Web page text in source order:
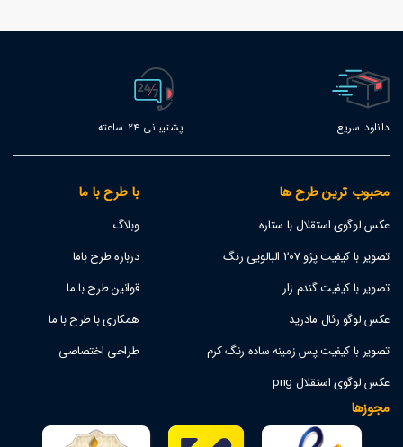
دانلود سریع پشتیبانی 24 ساعته
محبوب ترین طرح ها
عکس لوگوی استقلال با ستاره
تصویر با کیفیت پژو 207 البالویی رنگ
تصویر با کیفیت گندم زار
عکس لوگو رئال مادرید
تصویر با کیفیت پس زمینه ساده رنگ کرم
عکس لوگوی استقلال png
با طرح با ما
وبلاگ
درباره طرح باما
قوانین طرح با ما
همکاری با طرح با ما
طراحی اختصاصی
مجوزها